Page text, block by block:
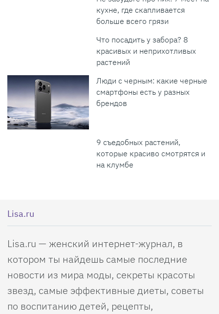
кухне, где скапливается
больше всего грязи
Что посадить у забора? 8
красивых и неприхотливых
растений
Люди с черным: какие черные
смартфоны есть у разных
брендов
9 съедобных растений,
которые красиво смотрятся и
на клумбе
Lisa.ru
Lisa.ru — женский интернет-журнал, в
котором ты найдешь самые последние
новости из мира моды, секреты красоты
звезд, самые эффективные диеты, советы
по воспитанию детей, рецепты,